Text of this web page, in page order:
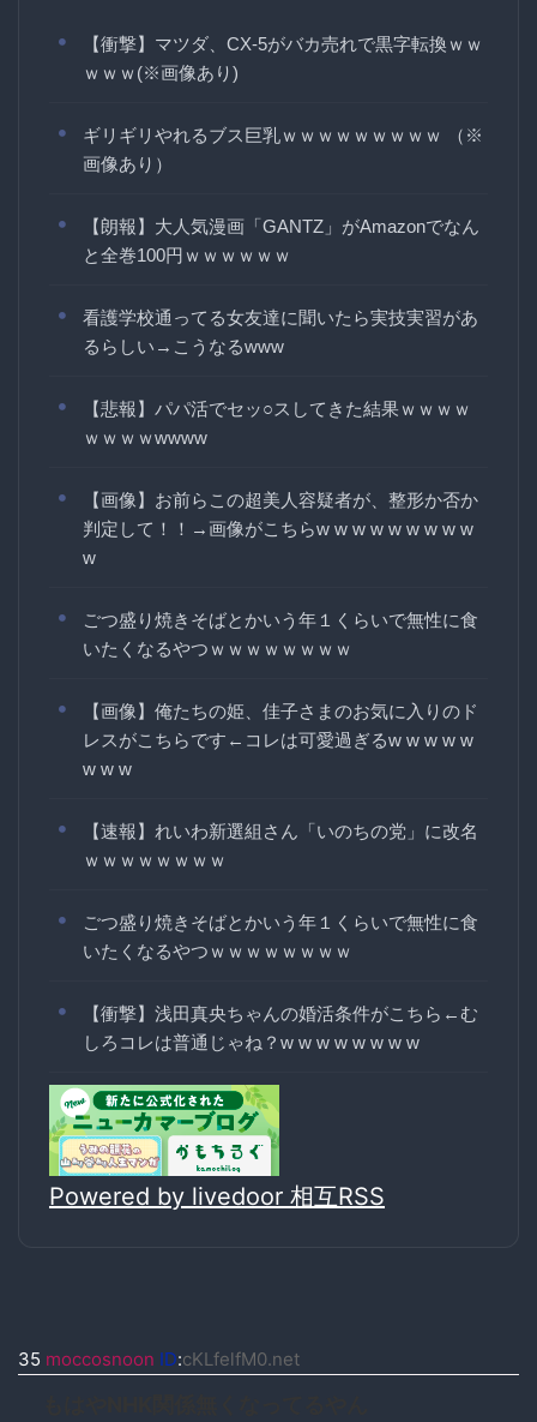
【衝撃】マツダ、CX-5がバカ売れで黒字転換ｗｗ
ｗｗｗ(※画像あり)
ギリギリやれるブス巨乳ｗｗｗｗｗｗｗｗｗ （※
画像あり）
【朗報】大人気漫画「GANTZ」がAmazonでなん
と全巻100円ｗｗｗｗｗｗ
看護学校通ってる女友達に聞いたら実技実習があ
るらしい→こうなるwww
【悲報】パパ活でセッ○スしてきた結果ｗｗｗｗ
ｗｗｗｗwwww
【画像】お前らこの超美人容疑者が、整形か否か
判定して！！→画像がこちらw w w w w w w w w
w
ごつ盛り焼きそばとかいう年１くらいで無性に食
いたくなるやつｗｗｗｗｗｗｗｗ
【画像】俺たちの姫、佳子さまのお気に入りのド
レスがこちらです←コレは可愛過ぎるw w w w w
w w w
【速報】れいわ新選組さん「いのちの党」に改名
ｗｗｗｗｗｗｗｗ
ごつ盛り焼きそばとかいう年１くらいで無性に食
いたくなるやつｗｗｗｗｗｗｗｗ
【衝撃】浅田真央ちゃんの婚活条件がこちら←む
しろコレは普通じゃね？w w w w w w w w
Powered by livedoor 相互RSS
35 moccosnoon ID:cKLfelfM0.net